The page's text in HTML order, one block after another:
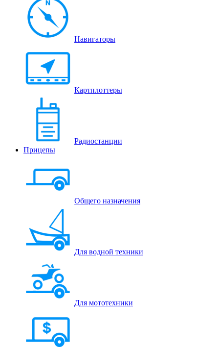
Навигаторы
Картплоттеры
Радиостанции
Прицепы
Общего назначения
Для водной техники
Для мототехники